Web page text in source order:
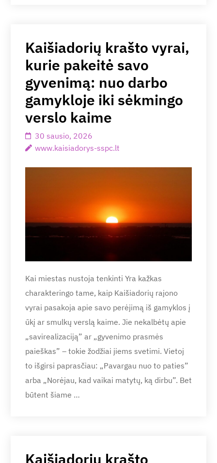
Kaišiadorių krašto vyrai,
kurie pakeitė savo
gyvenimą: nuo darbo
gamykloje iki sėkmingo
verslo kaime
30 sausio, 2026
www.kaisiadorys-sspc.lt
Kai miestas nustoja tenkinti Yra kažkas
charakteringo tame, kaip Kaišiadorių rajono
vyrai pasakoja apie savo perėjimą iš gamyklos į
ūkį ar smulkų verslą kaime. Jie nekalbėtų apie
„savirealizaciją” ar „gyvenimo prasmės
paieškas” – tokie žodžiai jiems svetimi. Vietoj
to išgirsi paprasčiau: „Pavargau nuo to paties”
arba „Norėjau, kad vaikai matytų, ką dirbu”. Bet
būtent šiame …
Kaišiadorių krašto